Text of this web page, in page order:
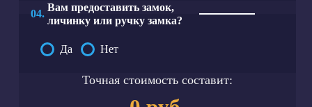
04.
Вам предоставить замок,
личинку или ручку замка?
Да Нет
Точная стоимость составит: